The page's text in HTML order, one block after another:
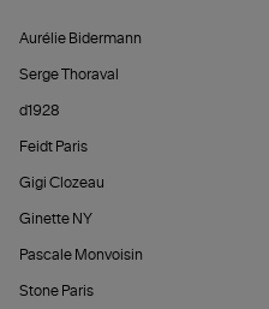
Aurélie Bidermann
Serge Thoraval
d1928
Feidt Paris
Gigi Clozeau
Ginette NY
Pascale Monvoisin
Stone Paris